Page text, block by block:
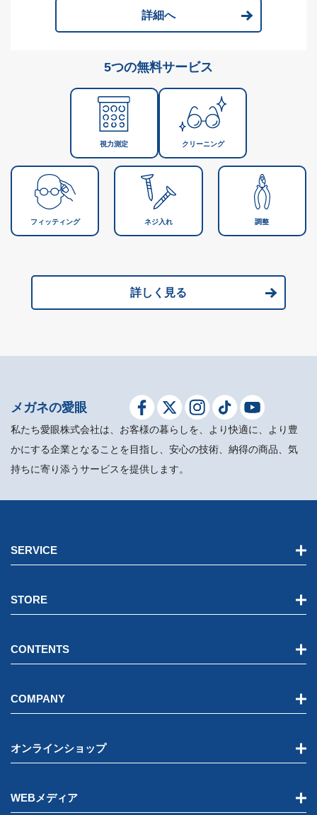
詳細へ
5つの無料サービス
視力測定 クリーニング
フィッティング ネジ入れ 調整
詳しく見る
メガネの愛眼
私たち愛眼株式会社は、お客様の暮らしを、より快適に、より豊
かにする企業となることを目指し、安心の技術、納得の商品、気
持ちに寄り添うサービスを提供します。
SERVICE
STORE
CONTENTS
COMPANY
オンラインショップ
WEBメディア